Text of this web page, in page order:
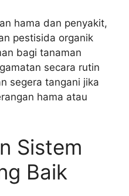
hama dan penyakit,
pestisida organik
bagi tanaman
secara rutin
segera tangani jika
hama atau
Sistem
Baik